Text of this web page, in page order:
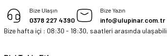
Bize Ulaşın
0378 227 4390
Bize Yazın
info@ulupinar.com.tr
Bize hafta içi : 08:30 - 18:30, saatleri arasında